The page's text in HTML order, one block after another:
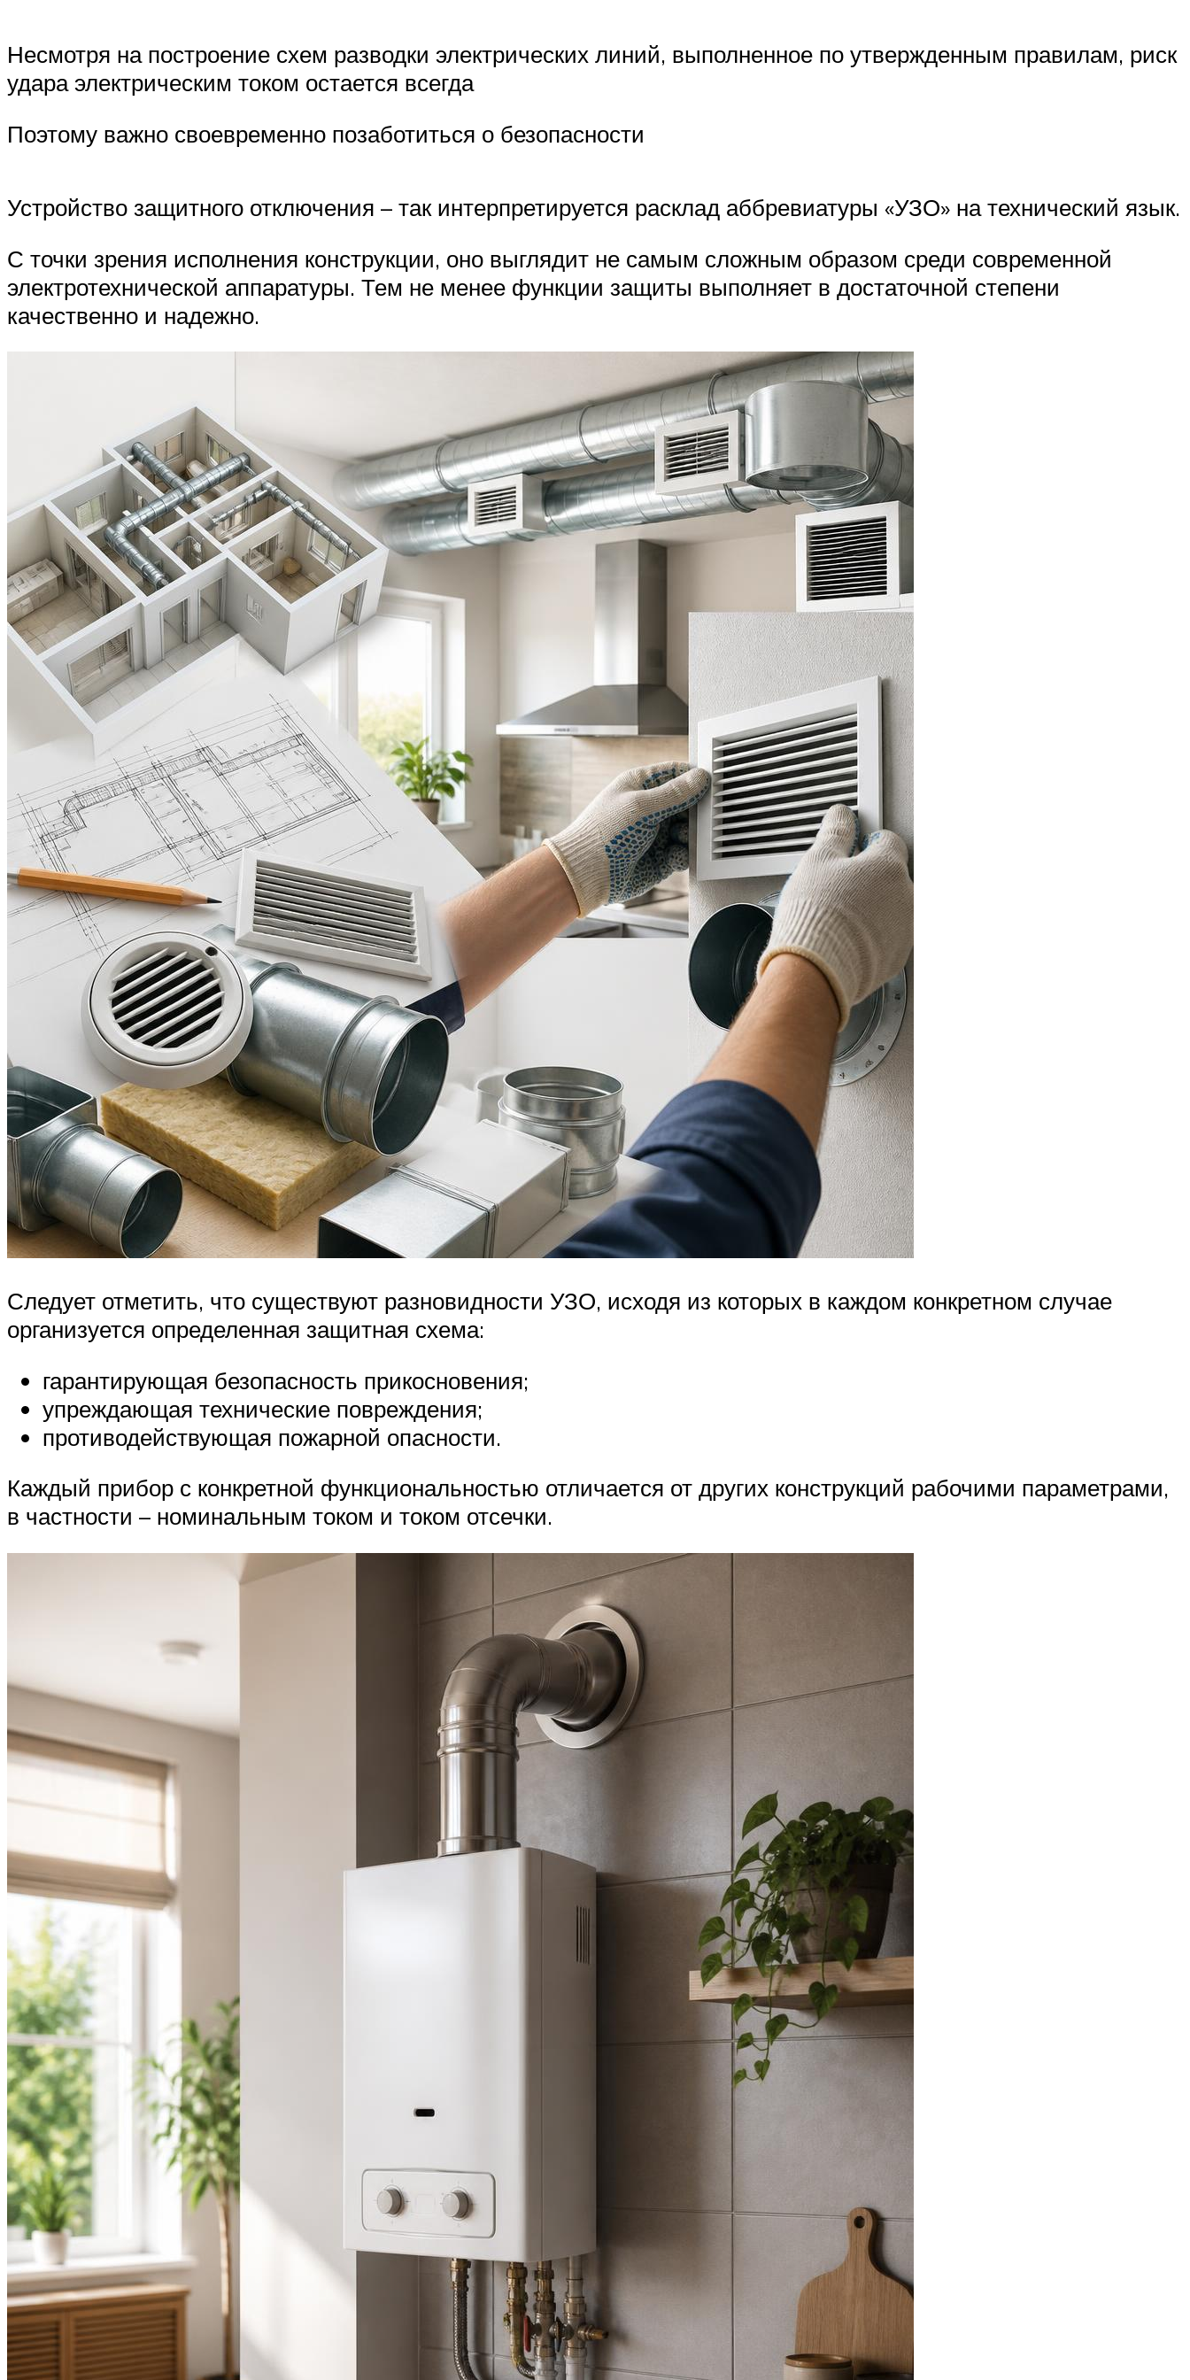
Несмотря на построение схем разводки электрических линий, выполненное по утвержденным правилам, риск
удара электрическим током остается всегда
Поэтому важно своевременно позаботиться о безопасности
Устройство защитного отключения – так интерпретируется расклад аббревиатуры «УЗО» на технический язык.
С точки зрения исполнения конструкции, оно выглядит не самым сложным образом среди современной
электротехнической аппаратуры. Тем не менее функции защиты выполняет в достаточной степени
качественно и надежно.
Следует отметить, что существуют разновидности УЗО, исходя из которых в каждом конкретном случае
организуется определенная защитная схема:
гарантирующая безопасность прикосновения;
упреждающая технические повреждения;
противодействующая пожарной опасности.
Каждый прибор с конкретной функциональностью отличается от других конструкций рабочими параметрами,
в частности – номинальным током и током отсечки.